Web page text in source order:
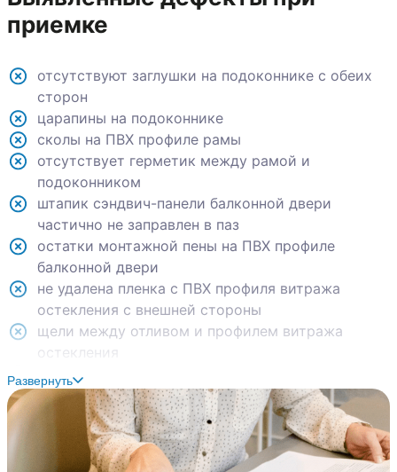
приемке
отсутствуют заглушки на подоконнике с обеих
сторон
царапины на подоконнике
сколы на ПВХ профиле рамы
отсутствует герметик между рамой и
подоконником
штапик сэндвич-панели балконной двери
частично не заправлен в паз
остатки монтажной пены на ПВХ профиле
балконной двери
не удалена пленка с ПВХ профиля витража
остекления с внешней стороны
щели между отливом и профилем витража
остекления
отсутствует герметик по краям отлива всех
оконных блоков квартиры
отсутствует тяга в вент. коробе санузла
не закреплена розетка в санузле
уступы между смежными элементами настенной
Развернуть